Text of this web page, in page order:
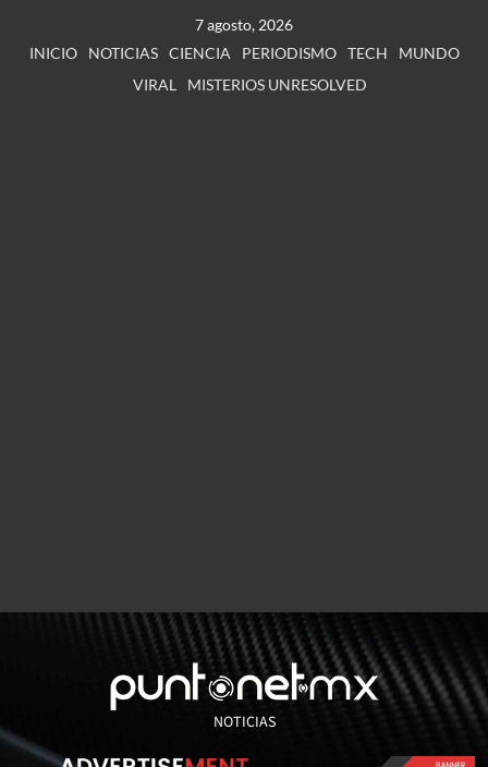
7 agosto, 2026
INICIO
NOTICIAS CIENCIA PERIODISMO TECH
MUNDO
VIRAL
MISTERIOS UNRESOLVED
NOTICIAS